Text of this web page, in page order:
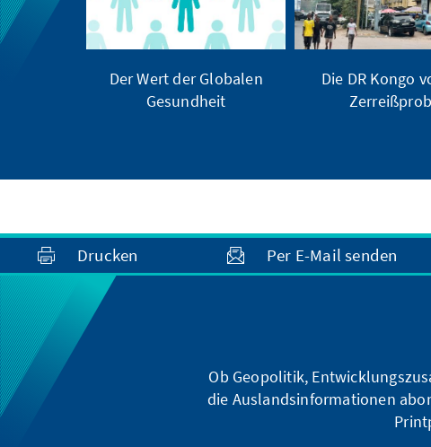
Der Wert der Globalen
Gesundheit
Die DR Kongo
Drucken Per E-Mail senden
Ob Geopolitik,
die Auslandsinformationen